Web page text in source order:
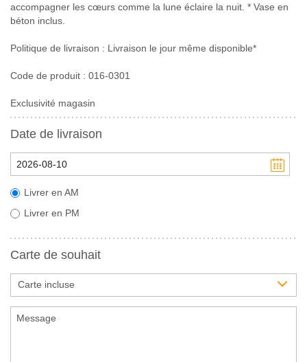
accompagner les cœurs comme la lune éclaire la nuit. * Vase en
béton inclus.
Politique de livraison : Livraison le jour même disponible*
Code de produit : 016-0301
Exclusivité magasin
Date de livraison
Livrer en AM
Livrer en PM
Carte de souhait
Carte incluse